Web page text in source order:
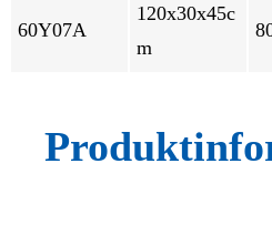
60Y07A
120x30x45c
m